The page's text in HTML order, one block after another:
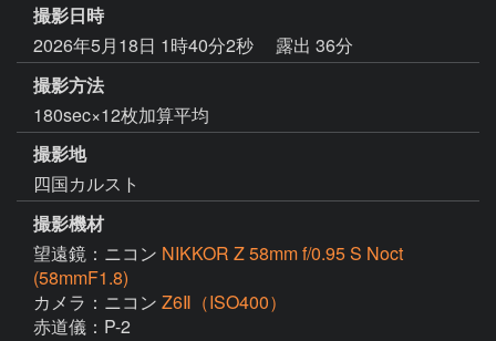
撮影日時
2026年5月18日 1時40分2秒
露出 36分
撮影方法
180sec×12枚加算平均
撮影地
四国カルスト
撮影機材
望遠鏡：ニコン NIKKOR Z 58mm f/0.95 S Noct
(58mmF1.8)
カメラ：ニコン Z6Ⅱ（ISO400）
赤道儀：P-2